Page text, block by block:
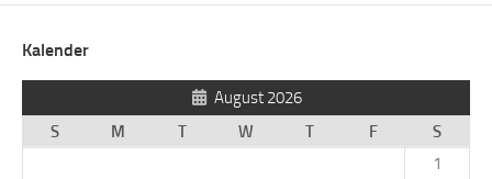
Kalender
August 2026
S
M T W T F
S
1